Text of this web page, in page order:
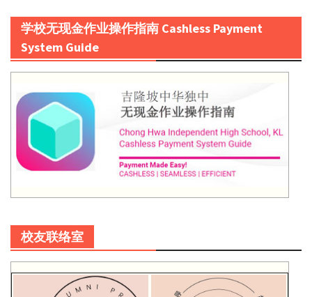
学校无现金作业操作指南 Cashless Payment
System Guide
校友联络室